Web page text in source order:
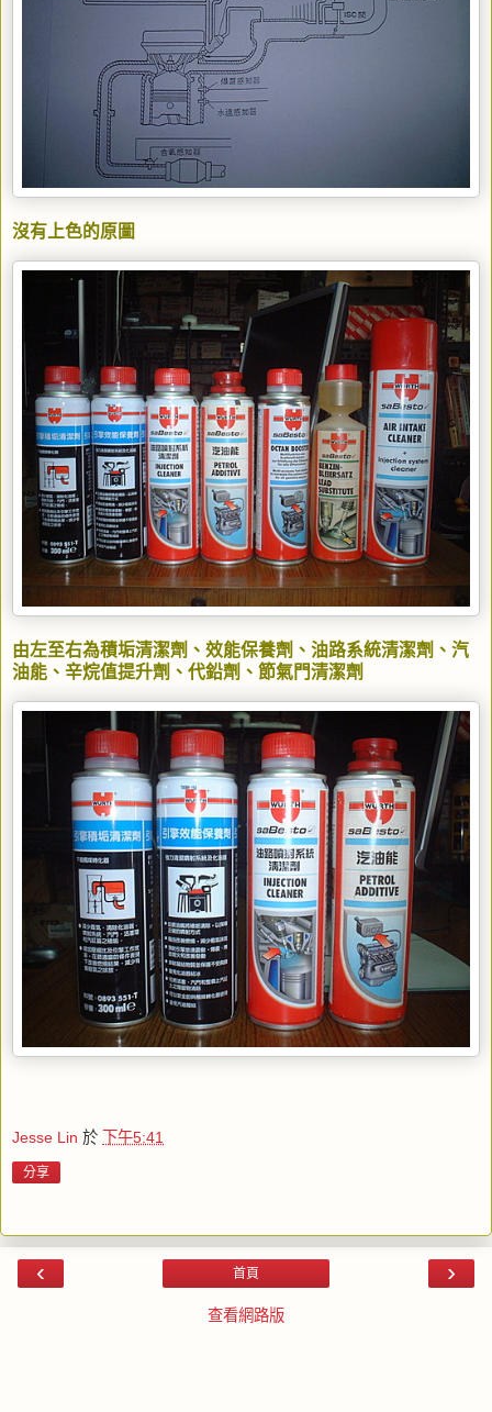
沒有上色的原圖
由左至右為積垢清潔劑、效能保養劑、油路系統清潔劑、汽
油能、辛烷值提升劑、代鉛劑、節氣門清潔劑
Jesse Lin 於 下午5:41
分享
‹ ›
首頁
查看網路版